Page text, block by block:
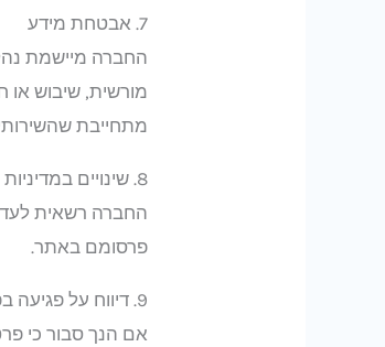
7. אבטחת מידע
מורשית, שיבוש או
מתחייבת
8. שינויים במדיניות הפרטיות
החברה רשאית
פרסומם באתר.
9. דיווח על פגיעה בפרטיות ויצירת קשר
אם הנך סבור כי